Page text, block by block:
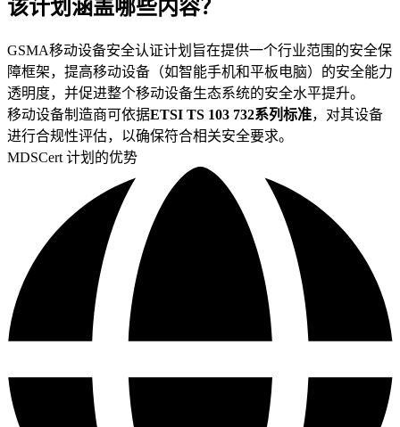
该计划涵盖哪些内容？
GSMA移动设备安全认证计划旨在提供一个行业范围的安全保
障框架，提高移动设备（如智能手机和平板电脑）的安全能力
透明度，并促进整个移动设备生态系统的安全水平提升。
移动设备制造商可依据ETSI TS 103 732系列标准，对其设备
进行合规性评估，以确保符合相关安全要求。
MDSCert 计划的优势